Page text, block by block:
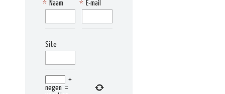
Naam
* E-mail
*
Site
+
negen =